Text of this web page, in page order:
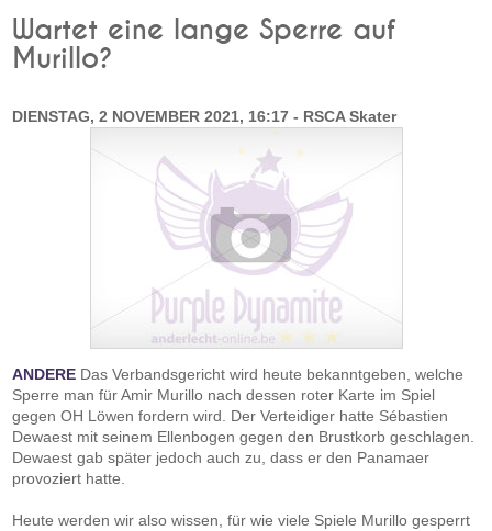
Wartet eine lange Sperre auf
Murillo?
DIENSTAG, 2 NOVEMBER 2021, 16:17 - RSCA Skater
ANDERE Das Verbandsgericht wird heute bekanntgeben, welche
Sperre man für Amir Murillo nach dessen roter Karte im Spiel
gegen OH Löwen fordern wird. Der Verteidiger hatte Sébastien
Dewaest mit seinem Ellenbogen gegen den Brustkorb geschlagen.
Dewaest gab später jedoch auch zu, dass er den Panamaer
provoziert hatte.
Heute werden wir also wissen, für wie viele Spiele Murillo gesperrt